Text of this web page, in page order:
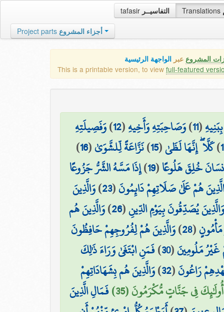
tafasir التفاسيــر Translations
Project parts أجزاء المشروع
المشروع عبر الواجهة الرئيسية
This is a printable version, to view full-featured
(
11
)وَصَاحِبَتِهِ وَأَخِيهِ(
12
)وَفَصِيلَتِهِ
)كَلَّا ۖ إِنَّهَا لَظَىٰ(
15
)نَزَّاعَةً لِّلشَّوَىٰ(
16
)
خُلِقَ هَلُوعًا(
19
)إِذَا مَسَّهُ الشَّرُّ جَزُوعًا
الَّذِينَ هُمْ عَلَىٰ صَلَاتِهِمْ دَائِمُونَ(
23
)وَالَّذِينَ
وَالَّذِينَ يُصَدِّقُونَ بِيَوْمِ الدِّينِ(
26
)وَالَّذِينَ هُم
(
28
)وَالَّذِينَ هُمْ لِفُرُوجِهِمْ حَافِظُونَ
غَيْرُ مَلُومِينَ(
30
)فَمَنِ ابْتَغَىٰ وَرَاءَ ذَٰلِكَ
رَاعُونَ(
32
)وَالَّذِينَ هُم بِشَهَادَاتِهِمْ
أُولَٰئِكَ فِي جَنَّاتٍ مُّكْرَمُونَ (35)
فَمَالِ الَّذِينَ